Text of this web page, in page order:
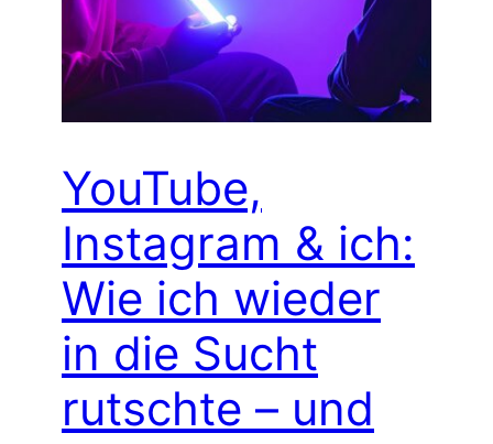
YouTube,
Instagram & ich:
Wie ich wieder
in die Sucht
rutschte – und